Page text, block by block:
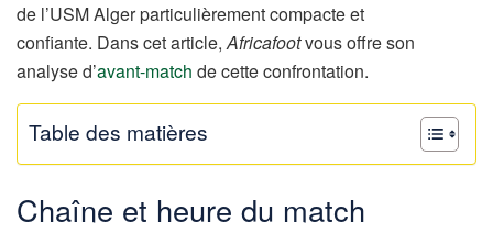
de l’USM Alger particulièrement compacte et
confiante. Dans cet article,Africafootvous offre son
analyse d’avant-match de cette confrontation.
Table des matières
Chaîne et heure du match